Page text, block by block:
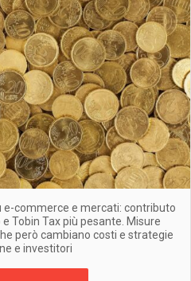
e-commerce e mercati: contributo
Tobin Tax più pesante. Misure
però cambiano costi e strategie
e investitori